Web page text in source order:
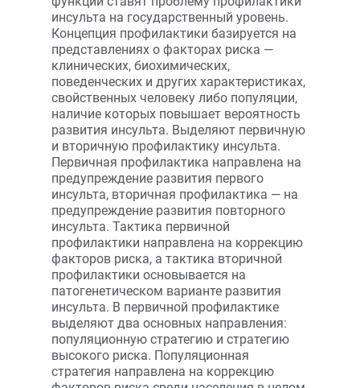
инсульта на государственный уровень.
Концепция профилактики базируется на
представлениях о факторах риска —
клинических, биохимических,
поведенческих и других характеристиках,
свойственных человеку либо популяции,
наличие которых повышает вероятность
развития инсульта. Выделяют первичную
и вторичную профилактику инсульта.
Первичная профилактика направлена на
предупреждение развития первого
инсульта, вторичная профилактика — на
предупреждение развития повторного
инсульта. Тактика первичной
профилактики направлена на коррекцию
факторов риска, а тактика вторичной
профилактики основывается на
патогенетическом варианте развития
инсульта. В первичной профилактике
выделяют два основных направления:
популяционную стратегию и стратегию
высокого риска. Популяционная
стратегия направлена на коррекцию